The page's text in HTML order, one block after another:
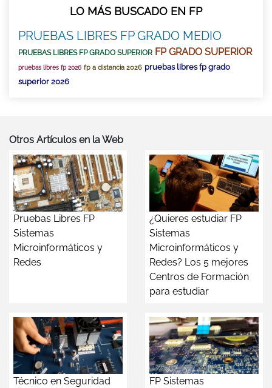
LO MÁS BUSCADO EN FP
PRUEBAS LIBRES FP GRADO MEDIO
PRUEBAS LIBRES FP GRADO SUPERIOR FP GRADO SUPERIOR
pruebas libres fp 2026 fp a distancia 2026 pruebas libres fp grado
superior 2026
Otros Artículos en la Web
Pruebas Libres FP
Sistemas
Microinformáticos y
Redes
¿Quieres estudiar FP
Sistemas
Microinformáticos y
Redes? Los 5 mejores
Centros de Formación
para estudiar
Técnico en Seguridad
FP Sistemas